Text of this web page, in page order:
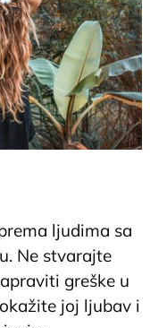
ljudima sa
Ne stvarajte
greške u
joj ljubav i